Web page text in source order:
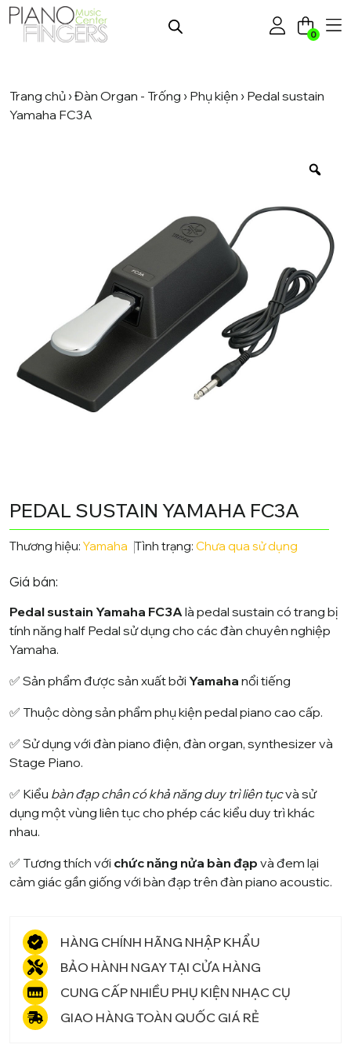
0
Trang chủ ›Đàn Organ - Trống › Phụ kiện › Pedal sustain
Yamaha FC3A
PEDAL SUSTAIN YAMAHA FC3A
Thương hiệu: Yamaha Tình trạng: Chưa qua sử dụng
Giá bán:
Pedal sustain Yamaha FC3A là pedal sustain có trang bị
tính năng half Pedal sử dụng cho các đàn chuyên nghiệp
Yamaha.
✅ Sản phẩm được sản xuất bởi Yamaha nổi tiếng
✅ Thuộc dòng sản phẩm phụ kiện pedal piano cao cấp.
✅ Sử dụng với đàn piano điện, đàn organ, synthesizer và
Stage Piano.
✅ Kiểu bàn đạp chân có khả năng duy trì liên tụcvà sử
dụng một vùng liên tục cho phép các kiểu duy trì khác
nhau.
✅ Tương thích với chức năng nửa bàn đạp và đem lại
cảm giác gần giống với bàn đạp trên đàn piano acoustic.
HÀNG CHÍNH HÃNG NHẬP KHẨU
BẢO HÀNH NGAY TẠI CỬA HÀNG
CUNG CẤP NHIỀU PHỤ KIỆN NHẠC CỤ
GIAO HÀNG TOÀN QUỐC GIÁ RẺ